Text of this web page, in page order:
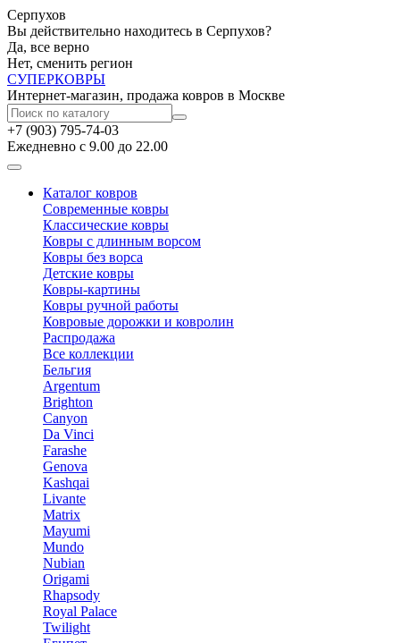
Серпухов
Вы действительно находитесь в Серпухов?
Да, все верно
Нет, сменить регион
СУПЕРКОВРЫ
Интернет-магазин, продажа ковров в Москве
+7 (903) 795-74-03
Ежедневно с 9.00 до 22.00
Каталог ковров
Современные ковры
Классические ковры
Ковры с длинным ворсом
Ковры без ворса
Детские ковры
Ковры-картины
Ковры ручной работы
Ковровые дорожки и ковролин
Распродажа
Все коллекции
Бельгия
Argentum
Brighton
Canyon
Da Vinci
Farashe
Genova
Kashqai
Livante
Matrix
Mayumi
Mundo
Nubian
Origami
Rhapsody
Royal Palace
Twilight